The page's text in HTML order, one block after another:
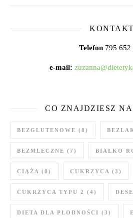
KONTAKT
Telefon 795 652
e-mail:
CO ZNAJDZIESZ NA
BEZGLUTENOWE (8)
BEZMLECZNE (7) BIAŁKO
CIĄŻA (8) CUKRZYCA (3)
CUKRZYCA TYPU 2 (4)
DIETA DLA PŁODNOŚCI (3)